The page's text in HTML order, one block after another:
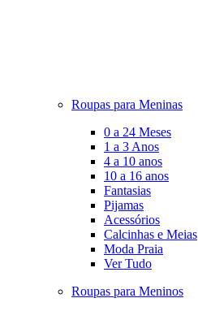
Roupas para Meninas
0 a 24 Meses
1 a 3 Anos
4 a 10 anos
10 a 16 anos
Fantasias
Pijamas
Acessórios
Calcinhas e Meias
Moda Praia
Ver Tudo
Roupas para Meninos